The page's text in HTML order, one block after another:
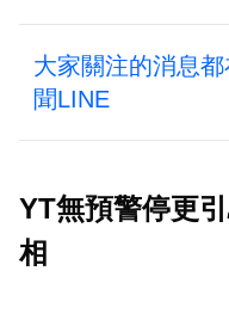
大家關注的消息
聞LINE
YT無預警停更
相